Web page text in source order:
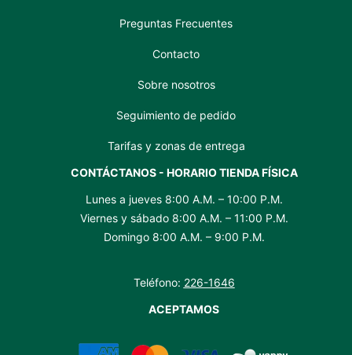
Preguntas Frecuentes
Contacto
Sobre nosotros
Seguimiento de pedido
Tarifas y zonas de entrega
CONTÁCTANOS - HORARIO TIENDA FÍSICA
Lunes a jueves 8:00 A.M. – 10:00 P.M.
Viernes y sábado 8:00 A.M. – 11:00 P.M.
Domingo 8:00 A.M. – 9:00 P.M.
Teléfono: 226-1646
ACEPTAMOS